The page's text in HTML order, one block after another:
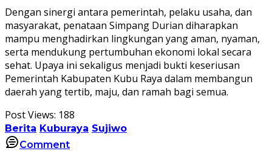
Dengan sinergi antara pemerintah, pelaku usaha, dan
masyarakat, penataan Simpang Durian diharapkan
mampu menghadirkan lingkungan yang aman, nyaman,
serta mendukung pertumbuhan ekonomi lokal secara
sehat. Upaya ini sekaligus menjadi bukti keseriusan
Pemerintah Kabupaten Kubu Raya dalam membangun
daerah yang tertib, maju, dan ramah bagi semua.
Post Views: 188
Berita Kuburaya Sujiwo
Comment